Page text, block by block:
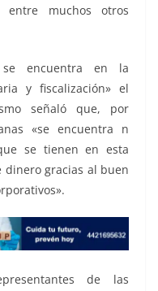
entre muchos otros
encuentra en la
y fiscalización» el
señaló que, por
«se encuentra n
se tienen en esta
dinero gracias al buen
de las